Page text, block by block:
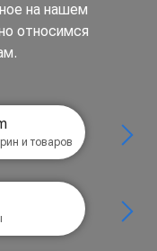
на нашем
относимся
и товаров